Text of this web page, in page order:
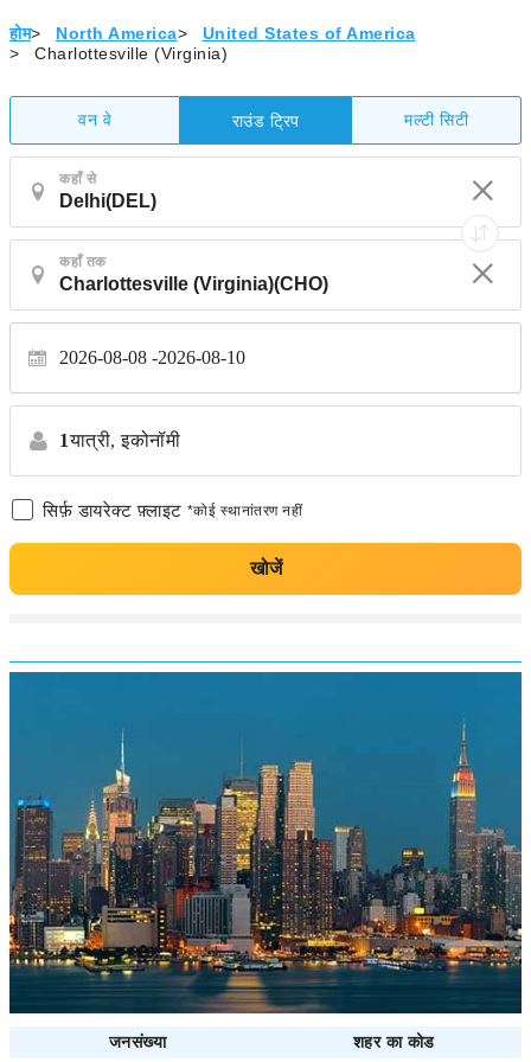
होम> North America>
United States of America
>
Charlottesville (Virginia)
वन वे राउंड ट्रिप मल्टी सिटी
कहाँ से
कहाँ तक
2026-08-08 2026-08-10
1यात्री, इकोनॉमी
सिर्फ़ डायरेक्ट फ़्लाइट *कोई स्थानांतरण नहीं
खोजें
जनसंख्या शहर का कोड